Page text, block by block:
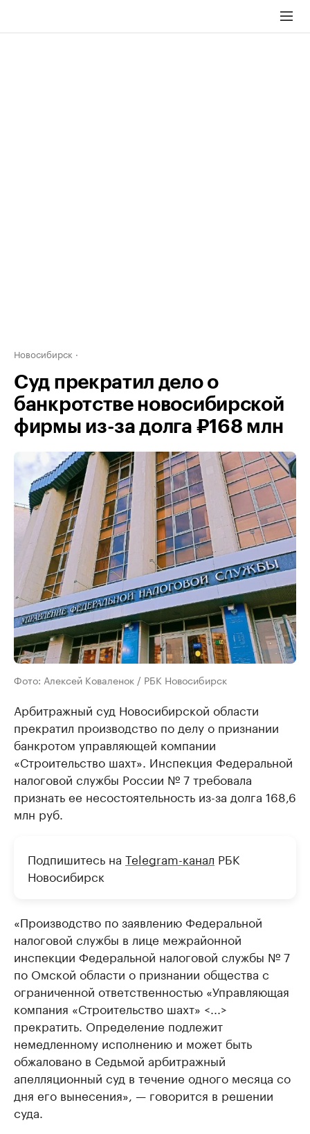
Новосибирск
Суд прекратил дело о
банкротстве новосибирской
фирмы из-за долга ₽168 млн
Фото: Алексей Коваленок / РБК Новосибирск
Арбитражный суд Новосибирской области
прекратил производство по делу о признании
банкротом управляющей компании
«Строительство шахт». Инспекция Федеральной
налоговой службы России № 7 требовала
признать ее несостоятельность из-за долга 168,6
млн руб.
Подпишитесь на Telegram-канал РБК
Новосибирск
«Производство по заявлению Федеральной
налоговой службы в лице межрайонной
инспекции Федеральной налоговой службы № 7
по Омской области о признании общества с
ограниченной ответственностью «Управляющая
компания «Строительство шахт» <...>
прекратить. Определение подлежит
немедленному исполнению и может быть
обжаловано в Седьмой арбитражный
апелляционный суд в течение одного месяца со
дня его вынесения», — говорится в решении
суда.